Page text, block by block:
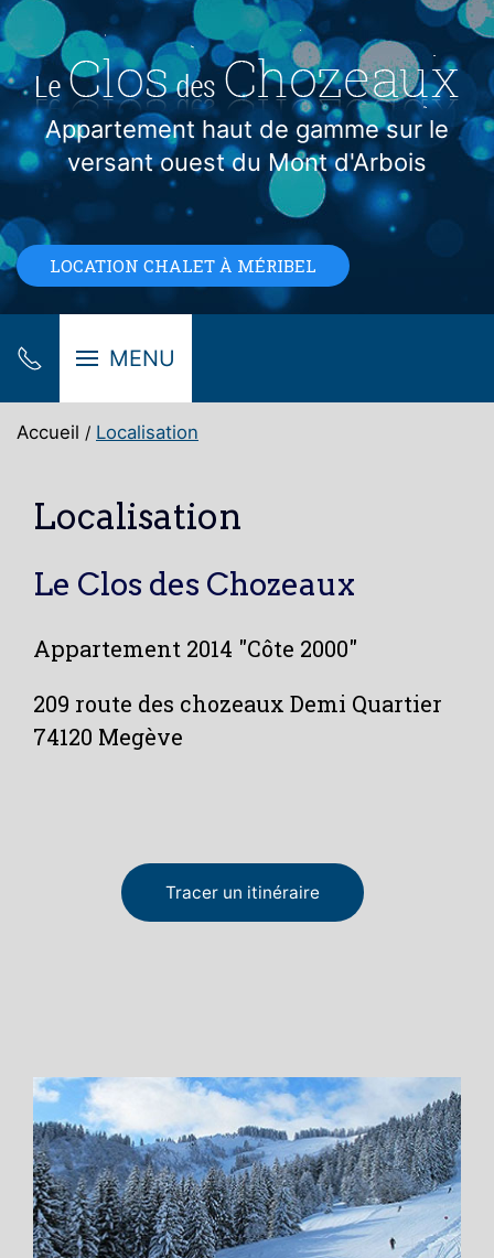
Appartement haut de gamme sur le
versant ouest du Mont d'Arbois
LOCATION CHALET À MÉRIBEL
MENU
Accueil Localisation
Localisation
Le Clos des Chozeaux
Appartement 2014 "Côte 2000"
209 route des chozeaux Demi Quartier
74120 Megève
Tracer un itinéraire